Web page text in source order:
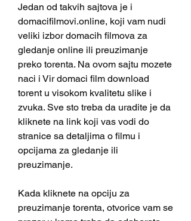
Jedan od takvih sajtova je i
domacifilmovi.online, koji vam nudi
veliki izbor domacih filmova za
gledanje online ili preuzimanje
preko torenta. Na ovom sajtu mozete
naci i Vir domaci film download
torent u visokom kvalitetu slike i
zvuka. Sve sto treba da uradite je da
kliknete na link koji vas vodi do
stranice sa detaljima o filmu i
opcijama za gledanje ili
preuzimanje.
Kada kliknete na opciju za
preuzimanje torenta, otvorice vam se